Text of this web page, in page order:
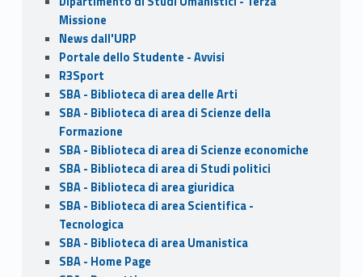
Missione
News dall'URP
Portale dello Studente - Avvisi
R3Sport
SBA - Biblioteca di area delle Arti
SBA - Biblioteca di area di Scienze della
Formazione
SBA - Biblioteca di area di Scienze economiche
SBA - Biblioteca di area di Studi politici
SBA - Biblioteca di area giuridica
SBA - Biblioteca di area Scientifica -
Tecnologica
SBA - Biblioteca di area Umanistica
SBA - Home Page